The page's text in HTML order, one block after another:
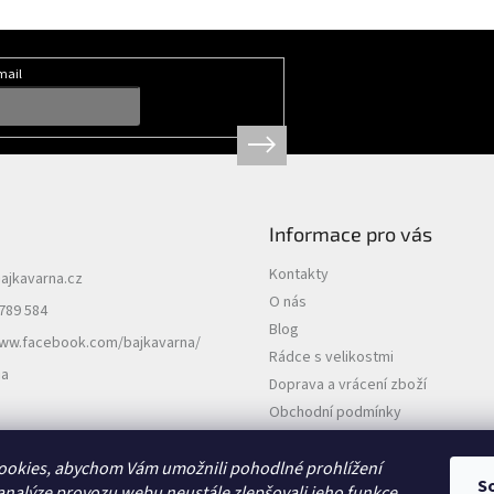
abychom Vám umožnili pohodlné prohlížení
584
bajkavarna/
Informace pro vás
Kontakty
O nás
Blog
Rádce s velikostmi
Doprava a vrácení zboží
Obchodní podmínky